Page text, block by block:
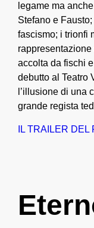
legame ma
Stefano e
fascismo; i trionfi
accolta da fischi
debutto al Teatro
l’illusione di una
grande regista
IL TRAILER DEL